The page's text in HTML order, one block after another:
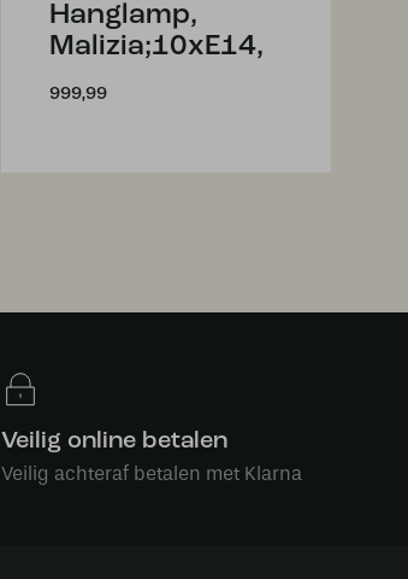
Hanglamp,
Malizia;10xE14,
999,99
Veilig online betalen
Veilig achteraf betalen met Klarna